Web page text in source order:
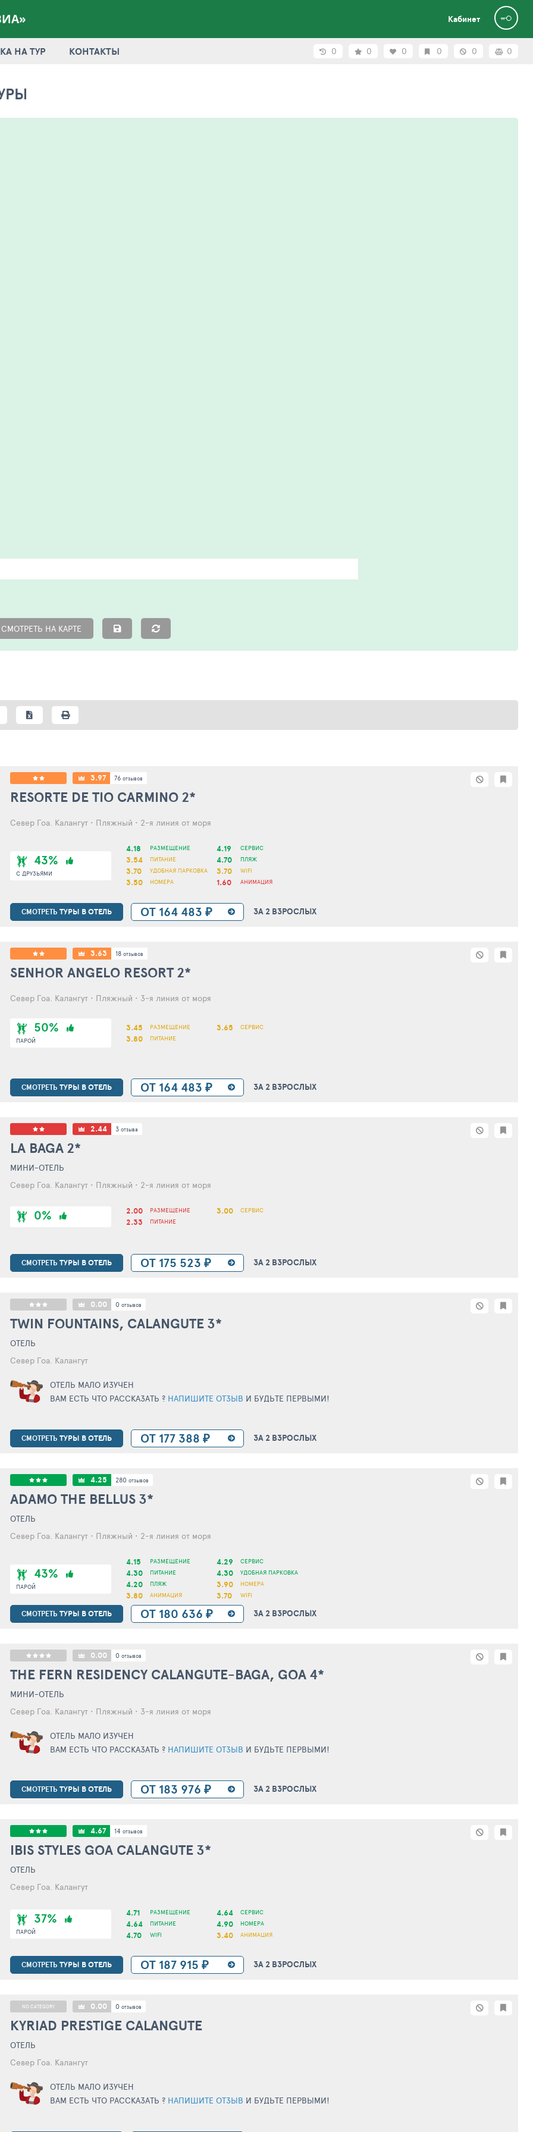
Кабинет
НА ТУР КОНТАКТЫ 0 0 0 0 0 0
СМОТРЕТЬ НА КАРТЕ
3.97 76 отзывов
RESORTE DE TIO CARMINO2*
Север Гоа. Калангут • Пляжный • 2-я линия от моря
43%
С ДРУЗЬЯМИ
4.18 РАЗМЕЩЕНИЕ 4.19 СЕРВИС
3.54 ПИТАНИЕ 4.70 ПЛЯЖ
3.70 УДОБНАЯ ПАРКОВКА 3.70 WIFI
3.50 НОМЕРА 1.60 АНИМАЦИЯ
СМОТРЕТЬ ТУРЫ В ОТЕЛЬ ОТ 164 483 ₽ ЗА 2 ВЗРОСЛЫХ
3.63 18 отзывов
SENHOR ANGELO RESORT2*
Север Гоа. Калангут • Пляжный • 3-я линия от моря
50%
ПАРОЙ
3.45 РАЗМЕЩЕНИЕ 3.65 СЕРВИС
3.80 ПИТАНИЕ
СМОТРЕТЬ ТУРЫ В ОТЕЛЬ ОТ 164 483 ₽ ЗА 2 ВЗРОСЛЫХ
2.44 3 отзыва
LA BAGA2*
МИНИ-ОТЕЛЬ
Север Гоа. Калангут • Пляжный • 2-я линия от моря
0% 2.00 РАЗМЕЩЕНИЕ 3.00 СЕРВИС
2.33 ПИТАНИЕ
СМОТРЕТЬ ТУРЫ В ОТЕЛЬ ОТ 175 523 ₽ ЗА 2 ВЗРОСЛЫХ
0.00 0 отзывов
TWIN FOUNTAINS, CALANGUTE3*
ОТЕЛЬ
Север Гоа. Калангут
ОТЕЛЬ МАЛО ИЗУЧЕН
ВАМ ЕСТЬ ЧТО РАССКАЗАТЬ ? НАПИШИТЕ ОТЗЫВ И БУДЬТЕ ПЕРВЫМИ!
СМОТРЕТЬ ТУРЫ В ОТЕЛЬ ОТ 177 388 ₽ ЗА 2 ВЗРОСЛЫХ
4.25 280 отзывов
ADAMO THE BELLUS3*
ОТЕЛЬ
Север Гоа. Калангут • Пляжный • 2-я линия от моря
43%
ПАРОЙ
4.15 РАЗМЕЩЕНИЕ 4.29 СЕРВИС
4.30 ПИТАНИЕ 4.30 УДОБНАЯ ПАРКОВКА
4.20 ПЛЯЖ 3.90 НОМЕРА
3.80 АНИМАЦИЯ 3.70 WIFI
СМОТРЕТЬ ТУРЫ В ОТЕЛЬ ОТ 180 636 ₽ ЗА 2 ВЗРОСЛЫХ
0.00 0 отзывов
THE FERN RESIDENCY CALANGUTE-BAGA, GOA4*
МИНИ-ОТЕЛЬ
Север Гоа. Калангут • Пляжный • 3-я линия от моря
ОТЕЛЬ МАЛО ИЗУЧЕН
ВАМ ЕСТЬ ЧТО РАССКАЗАТЬ ? НАПИШИТЕ ОТЗЫВ И БУДЬТЕ ПЕРВЫМИ!
СМОТРЕТЬ ТУРЫ В ОТЕЛЬ ОТ 183 976 ₽ ЗА 2 ВЗРОСЛЫХ
4.67 14 отзывов
IBIS STYLES GOA CALANGUTE3*
ОТЕЛЬ
Север Гоа. Калангут
37%
ПАРОЙ
4.71 РАЗМЕЩЕНИЕ 4.64 СЕРВИС
4.64 ПИТАНИЕ 4.90 НОМЕРА
4.70 WIFI 3.40 АНИМАЦИЯ
СМОТРЕТЬ ТУРЫ В ОТЕЛЬ ОТ 187 915 ₽ ЗА 2 ВЗРОСЛЫХ
NO CATEGORY 0.00 0 отзывов
KYRIAD PRESTIGE CALANGUTE
ОТЕЛЬ
Север Гоа. Калангут
ОТЕЛЬ МАЛО ИЗУЧЕН
ВАМ ЕСТЬ ЧТО РАССКАЗАТЬ ? НАПИШИТЕ ОТЗЫВ И БУДЬТЕ ПЕРВЫМИ!